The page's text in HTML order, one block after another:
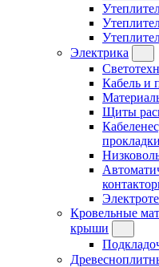
Электрика
Кабель и
Щиты
Кровельные
крыши